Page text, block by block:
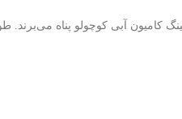
کامیون آبی کوچولو پناه